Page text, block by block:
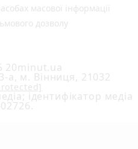
масової інформації
дозволу
20minut.ua
а, м. Вінниця, 21032
ідентифікатор медіа